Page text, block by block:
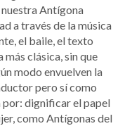
Antígona
a través de la música
el baile, el texto
clásica, sin que
modo envuelven la
pero sí como
dignificar el papel
como Antígonas del